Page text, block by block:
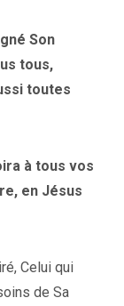
Son
tous,
toutes
à tous vos
en Jésus
Celui qui
de Sa